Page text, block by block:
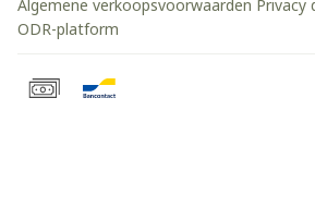
Algemene verkoopsvoorwaarden Privacy
ODR-platform